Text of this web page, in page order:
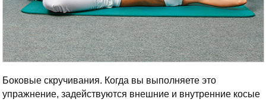
Боковые скручивания. Когда вы выполняете это
упражнение, задействуются внешние и внутренние косые